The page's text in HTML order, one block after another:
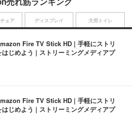
Fire TV Stick HD | 手軽にストリ
はじめよう | ストリーミングメディアプ
Fire TV Stick HD | 手軽にストリ
はじめよう | ストリーミングメディアプ
ェア ディスプレイ 犬用トイレ